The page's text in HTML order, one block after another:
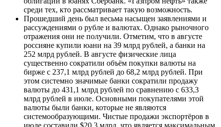
среди тех, кто рассматривает такую возможность.
Прошедший день был весьма насыщен заявлениями и
рассуждениями о рубле и валютах. Однако рыночного
отражения они не получили. Отметим, что в августе
россияне купили юани на 39 млрд рублей, а банки на
252 млрд рублей. В августе физические лица
существенно сократили объём покупки валюты на
бирже с 237,1 млрд рублей до 68,2 млрд рублей. При
этом системно значимые банки сократили продажу
валюты до 431,1 млрд рублей по сравнению с 633,3
млрд рублей в июле. Основными покупателями этой
валюты были банки, которые не являются
системообразующими. Чистые продажи экспортёров в
июле составили $20,3 млрд, что является максимальным